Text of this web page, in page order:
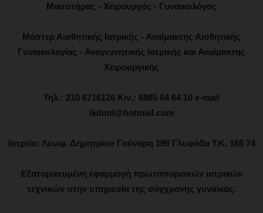
Μαιευτήρας - Χειρουργός - Γυναικολόγος
Μάστερ Αισθητικής Ιατρικής - Αναίμακτης Αισθητικής
Γυναικολογίας - Αναγεννητικής Ιατρικής και Αναίμακτης
Χειρουργικής
Τηλ.: 210 6716126 Κιν.: 6985 64 64 10 e-mail
ikdmd@hotmail.com
Ιατρείο: Λεωφ. Δημητρίου Γούναρη 196 Γλυφάδα Τ.Κ. 166 74
Εξατομικευμένη εφαρμογή πρωτοποριακών ιατρικών
τεχνικών στην υπηρεσία της σύγχρονης γυναίκας.